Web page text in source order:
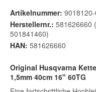
Artikelnummer:
Herstellernr.: 581626660
501841460)
HAN: 581626660
Original Husqvarna
1,5mm 40cm 16" 60TG